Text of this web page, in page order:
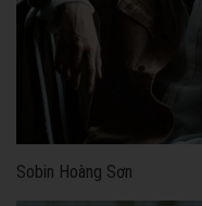
Sobin Hoàng Sơn